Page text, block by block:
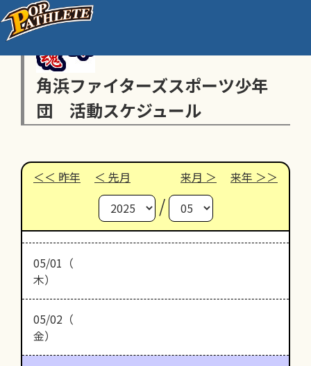
角浜ファイターズスポーツ少年
団 活動スケジュール
昨年 先月 来月 来年
/
05/01（
木）
05/02（
金）